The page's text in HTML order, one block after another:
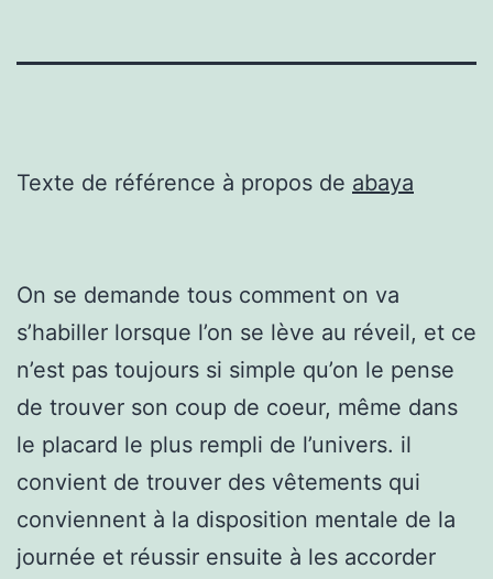
Texte de référence à propos de abaya
On se demande tous comment on va
s’habiller lorsque l’on se lève au réveil, et ce
n’est pas toujours si simple qu’on le pense
de trouver son coup de coeur, même dans
le placard le plus rempli de l’univers. il
convient de trouver des vêtements qui
conviennent à la disposition mentale de la
journée et réussir ensuite à les accorder